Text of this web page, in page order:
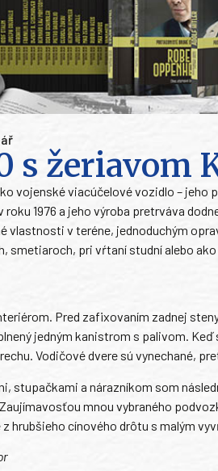
s žeriavom
vojenské viacúčelové vozidlo –
roku 1976 a jeho výroba pretrváva
vlastnosti v teréne, jednoduchým
smetiaroch, pri vŕtaní studní alebo
Pred zafixovaním zadnej
jedným kanistrom s palivom.
Vodičové dvere sú vynechané,
stupačkami a nárazníkom som
mnou vybraného
hrubšieho cínového drôtu s malým